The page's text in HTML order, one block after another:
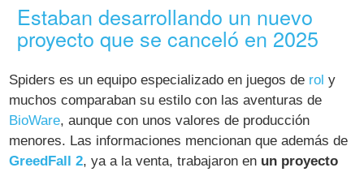
Estaban desarrollando un nuevo
proyecto que se canceló en 2025
Spiders es un equipo especializado en juegos de rol y
muchos comparaban su estilo con las aventuras de
BioWare, aunque con unos valores de producción
menores. Las informaciones mencionan que además de
GreedFall 2, ya a la venta, trabajaron en un proyecto